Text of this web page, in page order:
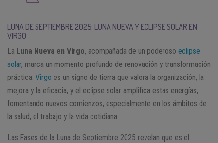
LUNA DE SEPTIEMBRE 2025: LUNA NUEVA Y ECLIPSE SOLAR EN
VIRGO
La Luna Nueva en Virgo, acompañada de un poderoso eclipse
solar, marca un momento profundo de renovación y transformación
práctica. Virgo es un signo de tierra que valora la organización, la
mejora y la eficacia, y el eclipse solar amplifica estas energías,
fomentando nuevos comienzos, especialmente en los ámbitos de
la salud, el trabajo y la vida cotidiana.
Las Fases de la Luna de Septiembre 2025 revelan que es el